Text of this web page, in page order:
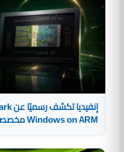
Windows on ARM مخصصة ...